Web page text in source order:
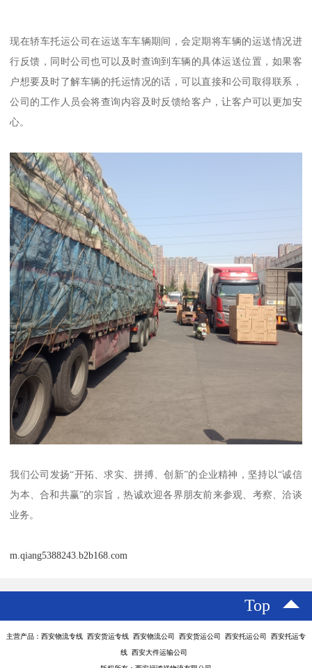
现在轿车托运公司在运送车车辆期间，会定期将车辆的运送情况进
行反馈，同时公司也可以及时查询到车辆的具体运送位置，如果客
户想要及时了解车辆的托运情况的话，可以直接和公司取得联系，
公司的工作人员会将查询内容及时反馈给客户，让客户可以更加安
心。
我们公司发扬“开拓、求实、拼搏、创新”的企业精神，坚持以“诚信
为本、合和共赢”的宗旨，热诚欢迎各界朋友前来参观、考察、洽谈
业务。
m.qiang5388243.b2b168.com
Top
主营产品：西安物流专线 西安货运专线 西安物流公司 西安货运公司 西安托运公司 西安托运专
线 西安大件运输公司